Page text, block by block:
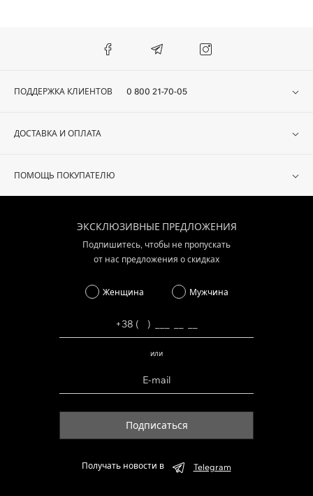
ПОДДЕРЖКА КЛИЕНТОВ 0 800 21-70-05
ДОСТАВКА И ОПЛАТА
ПОМОЩЬ ПОКУПАТЕЛЮ
ЭКСКЛЮЗИВНЫЕ ПРЕДЛОЖЕНИЯ
Подпишитесь, чтобы не пропускать
от нас предложения о скидках
Женщина Мужчина
или
Подписаться
Получать новости в Telegram